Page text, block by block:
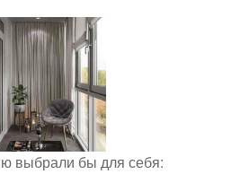
выбрали бы для себя: